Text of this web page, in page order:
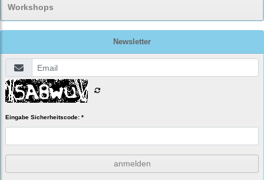
Workshops
Newsletter
Eingabe Sicherheitscode: *
anmelden